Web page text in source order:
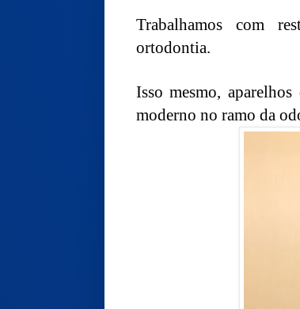
Trabalhamos com
ortodontia.
Isso mesmo,
moderno no ramo da